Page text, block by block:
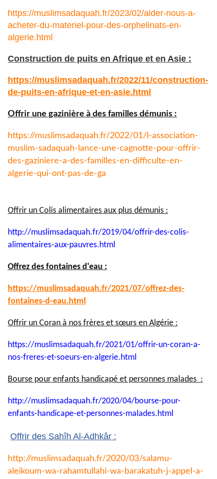
https://muslimsadaquah.fr/2023/02/aider-nous-a-
acheter-du-materiel-pour-des-orphelinats-en-
algerie.html
Construction de puits en Afrique et en Asie :
https://muslimsadaquah.fr/2022/11/construction-
de-puits-en-afrique-et-en-asie.html
Offrir une gazinière à des familles démunis :
https://muslimsadaquah.fr/2022/01/l-association-
muslim-sadaquah-lance-une-cagnotte-pour-offrir-
des-gaziniere-a-des-familles-en-difficulte-en-
algerie-qui-ont-pas-de-ga
Offrir un Colis alimentaires aux plus démunis :
http://muslimsadaquah.fr/2019/04/offrir-des-colis-
alimentaires-aux-pauvres.html
Offrez des fontaines d'eau :
https://muslimsadaquah.fr/2021/07/offrez-des-
fontaines-d-eau.html
Offrir un Coran à nos frères et sœurs en Algérie :
https://muslimsadaquah.fr/2021/01/offrir-un-coran-a-
nos-freres-et-soeurs-en-algerie.html
Bourse pour enfants handicapé et personnes malades :
http://muslimsadaquah.fr/2020/04/bourse-pour-
enfants-handicape-et-personnes-malades.html
Offrir des Sahîh Al-Adhkâr :
http://muslimsadaquah.fr/2020/03/salamu-
aleikoum-wa-rahamtullahi-wa-barakatuh-j-appel-a-